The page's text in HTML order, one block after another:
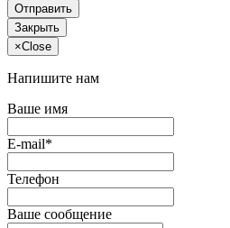
Отправить
Закрыть
×Close
Напишите нам
Ваше имя
E-mail*
Телефон
Ваше сообщение